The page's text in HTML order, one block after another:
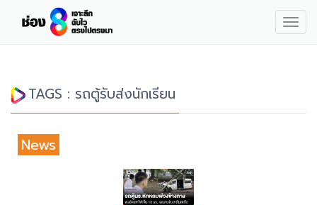
TAGS : รถตู้รับส่งนักเรียน
News